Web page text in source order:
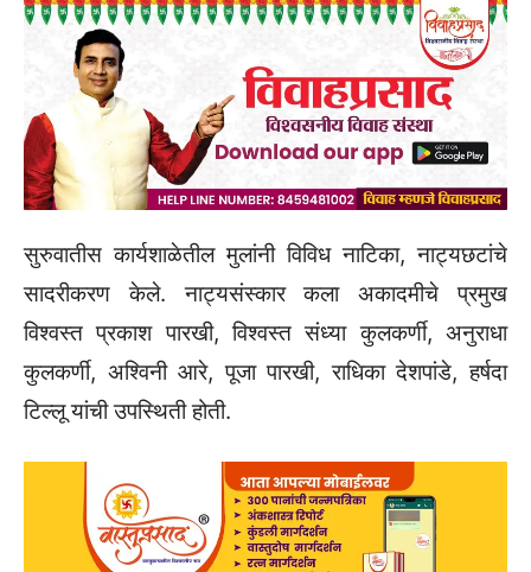
सुरुवातीस कार्यशाळेतील मुलांनी विविध नाटिका, नाट्यछटांचे
सादरीकरण केले. नाट्यसंस्कार कला अकादमीचे प्रमुख
विश्वस्त प्रकाश पारखी, विश्वस्त संध्या कुलकर्णी, अनुराधा
कुलकर्णी, अश्विनी आरे, पूजा पारखी, राधिका देशपांडे, हर्षदा
टिल्लू यांची उपस्थिती होती.